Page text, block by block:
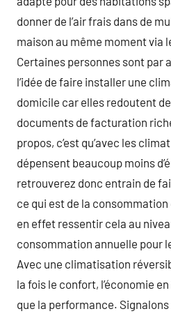
donner de l’air frais dans de
maison au même moment via
Certaines personnes sont par
l’idée de faire installer une
domicile car elles redoutent
documents de facturation
propos, c’est qu’avec les
dépensent beaucoup moins
retrouverez donc entrain de
ce qui est de la consommation
en effet ressentir cela au
consommation annuelle pour
Avec une climatisation
la fois le confort, l’économie
que la performance.